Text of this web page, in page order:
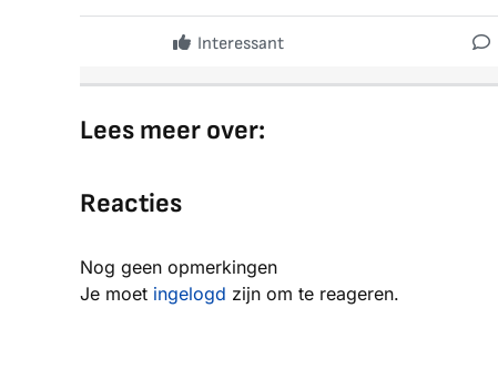
Interessant
Lees meer over:
Reacties
Nog geen opmerkingen
Je moet ingelogd zijn om te reageren.